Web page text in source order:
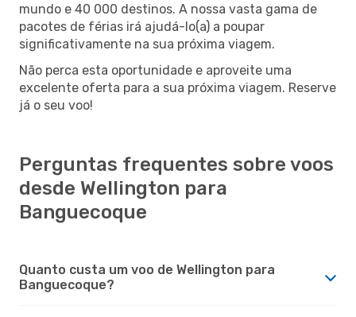
mundo e 40 000 destinos. A nossa vasta gama de
pacotes de férias irá ajudá-lo(a) a poupar
significativamente na sua próxima viagem.
Não perca esta oportunidade e aproveite uma
excelente oferta para a sua próxima viagem. Reserve
já o seu voo!
Perguntas frequentes sobre voos
desde Wellington para
Banguecoque
Quanto custa um voo de Wellington para
Banguecoque?